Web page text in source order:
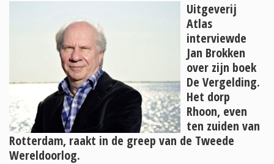
Uitgeverij
Atlas
interviewde
Jan Brokken
over zijn boek
De Vergelding.
Het dorp
Rhoon, even
ten zuiden van
Rotterdam, raakt in de greep van de Tweede
Wereldoorlog.